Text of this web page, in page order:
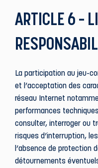
ARTICLE 6 –
La participation au jeu-
et l’acceptation des
réseau Internet
performances
consulter, interroger ou
risques d’interruption,
l’absence de protection
détournements